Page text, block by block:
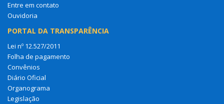
Entre em contato
Ouvidoria
PORTAL DA TRANSPARÊNCIA
Lei nº 12.527/2011
Folha de pagamento
Convênios
Diário Oficial
Organograma
Legislação